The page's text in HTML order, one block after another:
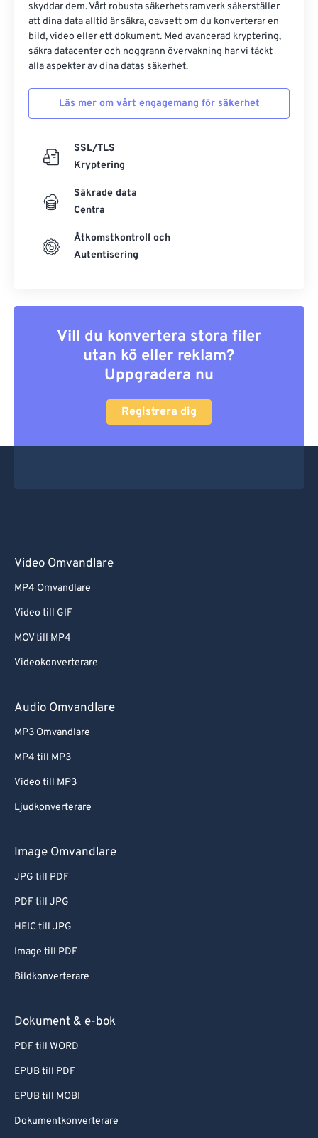
skyddar dem. Vårt robusta säkerhetsramverk säkerställer
att dina data alltid är säkra, oavsett om du konverterar en
bild, video eller ett dokument. Med avancerad kryptering,
säkra datacenter och noggrann övervakning har vi täckt
alla aspekter av dina datas säkerhet.
Läs mer om vårt engagemang för säkerhet
SSL/TLS
Kryptering
Säkrade data
Centra
Åtkomstkontroll och
Autentisering
Vill du konvertera stora filer
utan kö eller reklam?
Uppgradera nu
Registrera dig
Video Omvandlare
MP4 Omvandlare
Video till GIF
MOV till MP4
Videokonverterare
Audio Omvandlare
MP3 Omvandlare
MP4 till MP3
Video till MP3
Ljudkonverterare
Image Omvandlare
JPG till PDF
PDF till JPG
HEIC till JPG
Image till PDF
Bildkonverterare
Dokument & e-bok
PDF till WORD
EPUB till PDF
EPUB till MOBI
Dokumentkonverterare